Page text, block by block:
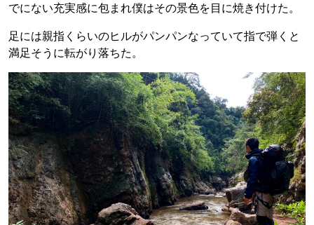
でにない充実感に包まれ僕はその景色を目に焼き付けた。
足には親指くらいのヒルがパンパンなっていて指で弾くと
満足そうに転がり落ちた。